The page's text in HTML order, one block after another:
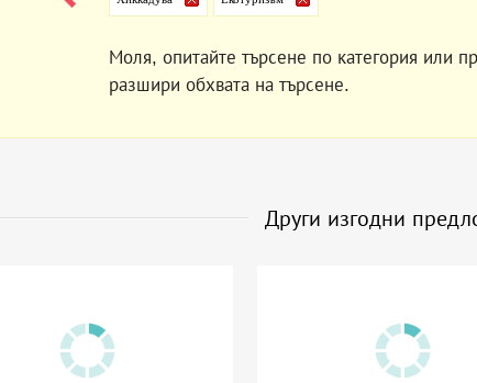
Моля, опитайте търсене по категория или
разшири обхвата на търсене.
Други изгодни